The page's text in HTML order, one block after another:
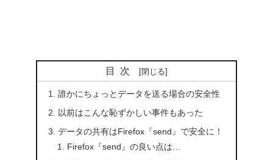
目次
誰かにちょっとデータを送る場合の安全性
以前はこんな恥ずかしい事件もあった
データの共有はFirefox『send』で安全に！
Firefox『send』の良い点は…